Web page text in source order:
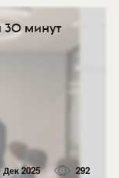
30 минут
Дек 2025 292